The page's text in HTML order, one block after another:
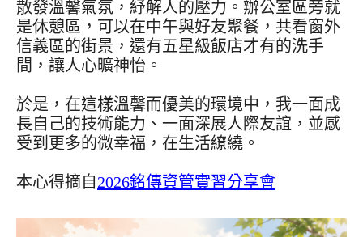
散發溫馨氣氛，紓解人的壓力。辦公室區旁就
是休憩區，可以在中午與好友聚餐，共看窗外
信義區的街景，還有五星級飯店才有的洗手
間，讓人心曠神怡。
於是，在這樣溫馨而優美的環境中，我一面成
長自己的技術能力、一面深展人際友誼，並感
受到更多的微幸福，在生活繚繞。
本心得摘自 2026銘傳資管實習分享會